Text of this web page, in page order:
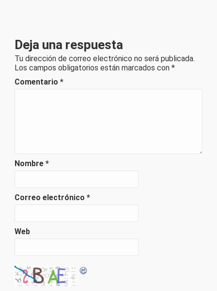
Deja una respuesta
Tu dirección de correo electrónico no será publicada.
Los campos obligatorios están marcados con *
Comentario *
Nombre *
Correo electrónico *
Web